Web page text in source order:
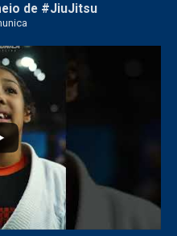
de #JiuJitsu